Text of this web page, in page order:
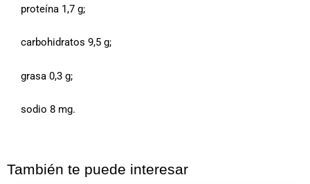
proteína 1,7 g;
carbohidratos 9,5 g;
grasa 0,3 g;
sodio 8 mg.
También te puede interesar